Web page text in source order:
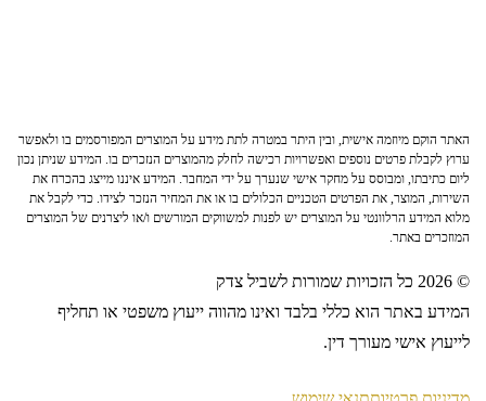
האתר הוקם מיוזמה אישית, ובין היתר במטרה לתת מידע על המוצרים המפורסמים בו ולאפשר
ערוץ לקבלת פרטים נוספים ואפשרויות רכישה לחלק מהמוצרים הנזכרים בו. המידע שניתן נכון
ליום כתיבתו, ומבוסס על מחקר אישי שנערך על ידי המחבר. המידע איננו מייצג בהכרח את
השירות, המוצר, את הפרטים הטכניים הכלולים בו או את המחיר הנזכר לצידו. כדי לקבל את
מלוא המידע הרלוונטי על המוצרים יש לפנות למשווקים המורשים ו/או ליצרנים של המוצרים
המוזכרים באתר.
© 2026 כל הזכויות שמורות לשביל צדק
המידע באתר הוא כללי בלבד ואינו מהווה ייעוץ משפטי או תחליף
לייעוץ אישי מעורך דין.